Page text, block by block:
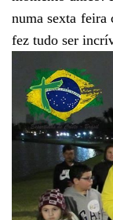
numa sexta
fez tudo ser